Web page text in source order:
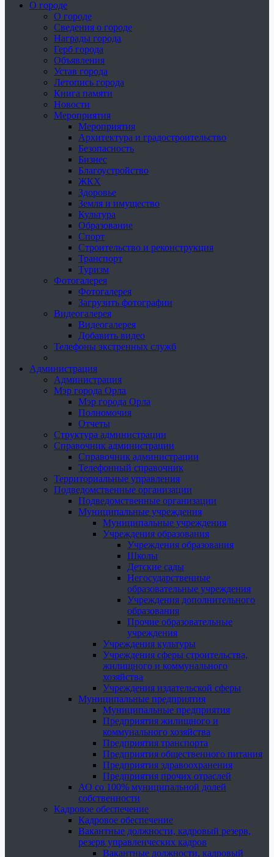
О городе
О городе
Сведения о городе
Награды города
Герб города
Объявления
Устав города
Летопись города
Книга памяти
Новости
Мероприятия
Мероприятия
Архитектура и градостроительство
Безопасность
Бизнес
Благоустройство
ЖКХ
Здоровье
Земля и имущество
Культура
Образование
Спорт
Строительство и реконструкция
Транспорт
Туризм
Фотогалерея
Фотогалерея
Загрузить фотографии
Видеогалерея
Видеогалерея
Добавить видео
Телефоны экстренных служб
Администрация
Администрация
Мэр города Орла
Мэр города Орла
Полномочия
Отчеты
Структура администрации
Справочник администрации
Справочник администрации
Телефонный справочник
Территориальные управления
Подведомственные организации
Подведомственные организации
Муниципальные учреждения
Муниципальные учреждения
Учреждения образования
Учреждения образования
Школы
Детские сады
Негосударственные
образовательные учреждения
Учреждения дополнительного
образования
Прочие образовательные
учреждения
Учреждения культуры
Учреждения сферы строительства,
жилищного и коммунального
хозяйства
Учреждения издательской сферы
Муниципальные предприятия
Муниципальные предприятия
Предприятия жилищного и
коммунального хозяйства
Предприятия транспорта
Предприятия общественного питания
Предприятия здравоохранения
Предприятия прочих отраслей
АО со 100% муниципальной долей
собственности
Кадровое обеспечение
Кадровое обеспечение
Вакантные должности, кадровый резерв,
резерв управленческих кадров
Вакантные должности, кадровый